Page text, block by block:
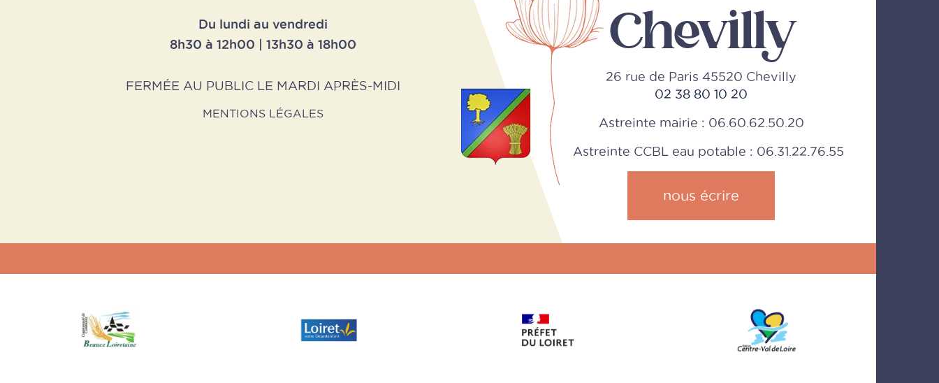
Du lundi au vendredi
8h30 à 12h00 | 13h30 à 18h00
FERMÉE AU PUBLIC LE MARDI APRÈS-MIDI
MENTIONS LÉGALES
Chevilly
26 rue de Paris 45520 Chevilly
02 38 80 10 20
Astreinte mairie : 06.60.62.50.20
Astreinte CCBL eau potable : 06.31.22.76.55
nous écrire